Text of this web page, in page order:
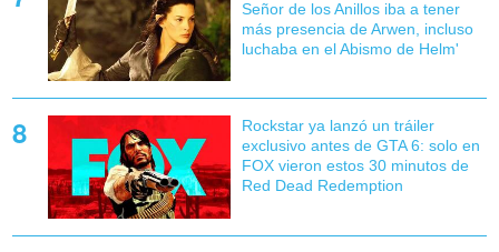
Señor de los Anillos iba a tener
más presencia de Arwen, incluso
luchaba en el Abismo de Helm'
Rockstar ya lanzó un tráiler
exclusivo antes de GTA 6: solo en
FOX vieron estos 30 minutos de
Red Dead Redemption